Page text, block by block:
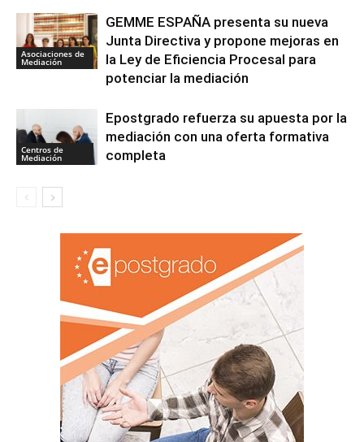
Asociaciones de
Mediación
GEMME ESPAÑA presenta su nueva
Junta Directiva y propone mejoras en
la Ley de Eficiencia Procesal para
potenciar la mediación
Centros de
Mediación
Epostgrado refuerza su apuesta por la
mediación con una oferta formativa
completa